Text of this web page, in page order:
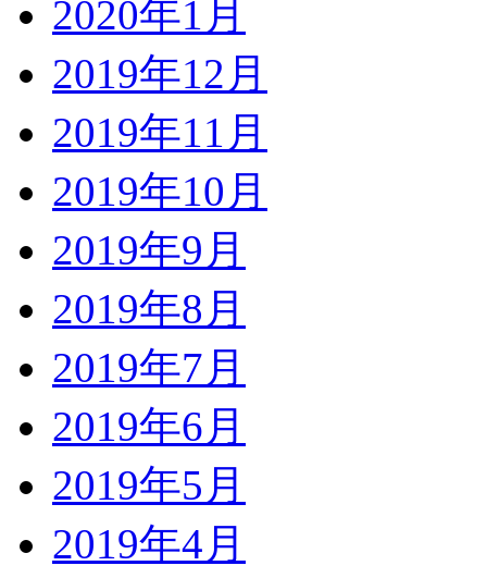
2020年1月
2019年12月
2019年11月
2019年10月
2019年9月
2019年8月
2019年7月
2019年6月
2019年5月
2019年4月